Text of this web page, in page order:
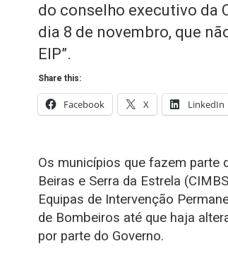
do conselho executivo da
dia 8 de novembro, que
EIP”.
Share this:
Facebook X LinkedIn
Os municípios que fazem parte
Beiras e Serra da Estrela
Equipas de Intervenção
de Bombeiros até que haja
por parte do Governo.